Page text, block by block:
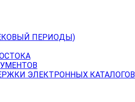
ПЕРИОДЫ)
ЭЛЕКТРОННЫХ КАТАЛОГОВ